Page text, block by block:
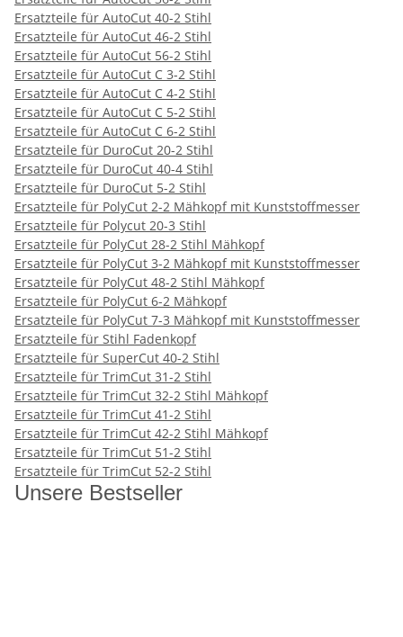
Ersatzteile für AutoCut 40-2 Stihl
Ersatzteile für AutoCut 46-2 Stihl
Ersatzteile für AutoCut 56-2 Stihl
Ersatzteile für AutoCut C 3-2 Stihl
Ersatzteile für AutoCut C 4-2 Stihl
Ersatzteile für AutoCut C 5-2 Stihl
Ersatzteile für AutoCut C 6-2 Stihl
Ersatzteile für DuroCut 20-2 Stihl
Ersatzteile für DuroCut 40-4 Stihl
Ersatzteile für DuroCut 5-2 Stihl
Ersatzteile für PolyCut 2-2 Mähkopf mit Kunststoffmesser
Ersatzteile für Polycut 20-3 Stihl
Ersatzteile für PolyCut 28-2 Stihl Mähkopf
Ersatzteile für PolyCut 3-2 Mähkopf mit Kunststoffmesser
Ersatzteile für PolyCut 48-2 Stihl Mähkopf
Ersatzteile für PolyCut 6-2 Mähkopf
Ersatzteile für PolyCut 7-3 Mähkopf mit Kunststoffmesser
Ersatzteile für Stihl Fadenkopf
Ersatzteile für SuperCut 40-2 Stihl
Ersatzteile für TrimCut 31-2 Stihl
Ersatzteile für TrimCut 32-2 Stihl Mähkopf
Ersatzteile für TrimCut 41-2 Stihl
Ersatzteile für TrimCut 42-2 Stihl Mähkopf
Ersatzteile für TrimCut 51-2 Stihl
Ersatzteile für TrimCut 52-2 Stihl
Unsere Bestseller